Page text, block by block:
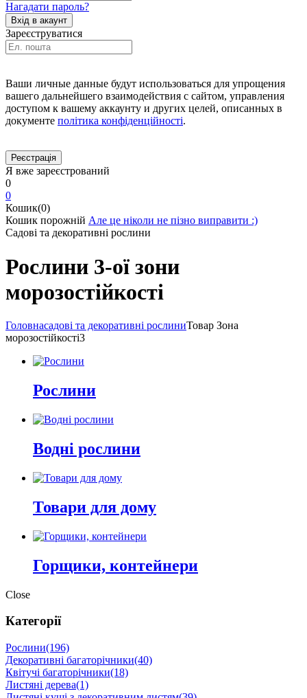
Нагадати пароль?
Зареєструватися
Ваши личные данные будут использоваться для упрощения
вашего дальнейшего взаимодействия с сайтом, управления
доступом к вашему аккаунту и других целей, описанных в
документе політика конфіденційності.
Я вже зареєстрований
0
0
Кошик(0)
Кошик порожній Але це ніколи не пізно виправити :)
Садові та декоративні рослини
Рослини 3-ої зони
морозостійкості
Головнасадові та декоративні рослиниТовар Зона
морозостійкості3
Рослини
Водні рослини
Товари для дому
Горщики, контейнери
Close
Категорії
Рослини(196)
Декоративні багаторічники(40)
Квітучі багаторічники(18)
Листяні дерева(1)